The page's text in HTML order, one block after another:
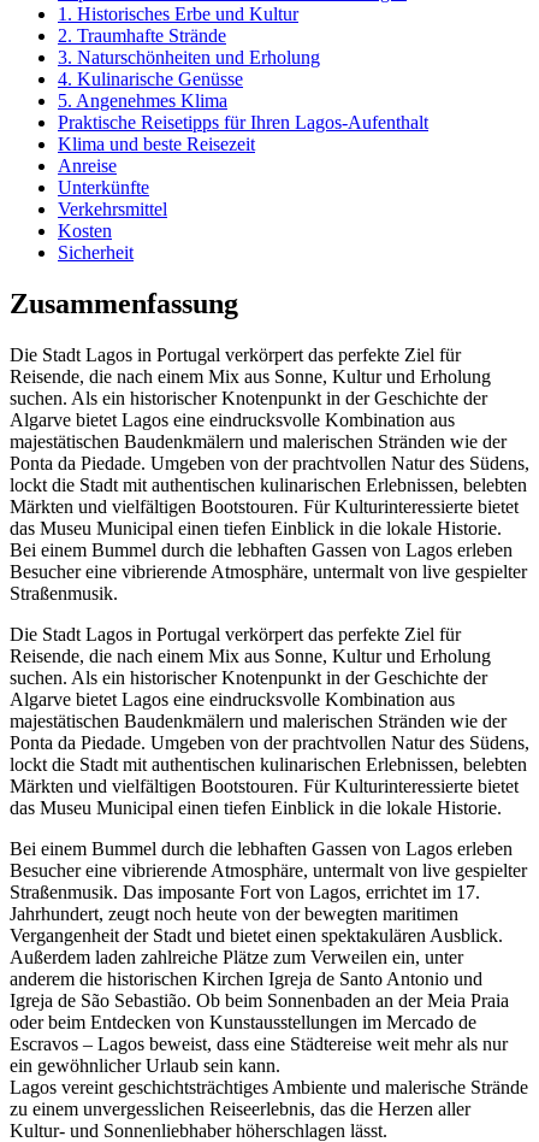
1. Historisches Erbe und Kultur
2. Traumhafte Strände
3. Naturschönheiten und Erholung
4. Kulinarische Genüsse
5. Angenehmes Klima
Praktische Reisetipps für Ihren Lagos-Aufenthalt
Klima und beste Reisezeit
Anreise
Unterkünfte
Verkehrsmittel
Kosten
Sicherheit
Zusammenfassung
Die Stadt Lagos in Portugal verkörpert das perfekte Ziel für
Reisende, die nach einem Mix aus Sonne, Kultur und Erholung
suchen. Als ein historischer Knotenpunkt in der Geschichte der
Algarve bietet Lagos eine eindrucksvolle Kombination aus
majestätischen Baudenkmälern und malerischen Stränden wie der
Ponta da Piedade. Umgeben von der prachtvollen Natur des Südens,
lockt die Stadt mit authentischen kulinarischen Erlebnissen, belebten
Märkten und vielfältigen Bootstouren. Für Kulturinteressierte bietet
das Museu Municipal einen tiefen Einblick in die lokale Historie.
Bei einem Bummel durch die lebhaften Gassen von Lagos erleben
Besucher eine vibrierende Atmosphäre, untermalt von live gespielter
Straßenmusik.
Die Stadt Lagos in Portugal verkörpert das perfekte Ziel für
Reisende, die nach einem Mix aus Sonne, Kultur und Erholung
suchen. Als ein historischer Knotenpunkt in der Geschichte der
Algarve bietet Lagos eine eindrucksvolle Kombination aus
majestätischen Baudenkmälern und malerischen Stränden wie der
Ponta da Piedade. Umgeben von der prachtvollen Natur des Südens,
lockt die Stadt mit authentischen kulinarischen Erlebnissen, belebten
Märkten und vielfältigen Bootstouren. Für Kulturinteressierte bietet
das Museu Municipal einen tiefen Einblick in die lokale Historie.
Bei einem Bummel durch die lebhaften Gassen von Lagos erleben
Besucher eine vibrierende Atmosphäre, untermalt von live gespielter
Straßenmusik. Das imposante Fort von Lagos, errichtet im 17.
Jahrhundert, zeugt noch heute von der bewegten maritimen
Vergangenheit der Stadt und bietet einen spektakulären Ausblick.
Außerdem laden zahlreiche Plätze zum Verweilen ein, unter
anderem die historischen Kirchen Igreja de Santo Antonio und
Igreja de São Sebastião. Ob beim Sonnenbaden an der Meia Praia
oder beim Entdecken von Kunstausstellungen im Mercado de
Escravos – Lagos beweist, dass eine Städtereise weit mehr als nur
ein gewöhnlicher Urlaub sein kann.
Lagos vereint geschichtsträchtiges Ambiente und malerische Strände
zu einem unvergesslichen Reiseerlebnis, das die Herzen aller
Kultur- und Sonnenliebhaber höherschlagen lässt.